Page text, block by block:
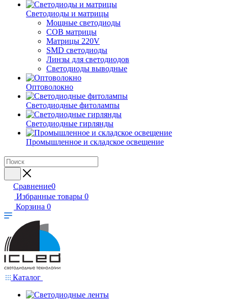
Светодиоды и матрицы
Мощные светодиоды
COB матрицы
Матрицы 220V
SMD светодиоды
Линзы для светодиодов
Светодиоды выводные
Оптоволокно
Светодиодные фитолампы
Светодиодные гирлянды
Промышленное и складское освещение
Сравнение0
Избранные товары 0
Корзина 0
Каталог